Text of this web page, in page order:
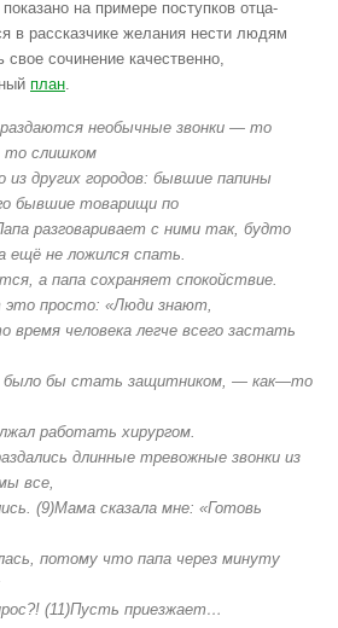
на примере поступков отца-
в рассказчике желания нести людям
сочинение качественно,
план
раздаются необычные звонки — то
то слишком
из других городов: бывшие папины
бывшие товарищи по
разговаривает с ними так, будто
ещё не ложился спать.
а папа сохраняет спокойствие.
это просто: «Люди знают,
время человека легче всего застать
было бы стать защитником, — как—то
работать хирургом.
длинные тревожные звонки из
все,
(9)Мама сказала мне: «Готовь
потому что папа через минуту
(11)Пусть приезжает…